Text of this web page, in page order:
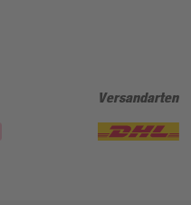
Versandarten